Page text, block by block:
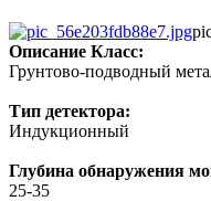
Описание Класс:
Грунтово-подводный
Тип детектора:
Индукционный
Глубина обнаружения
25-35